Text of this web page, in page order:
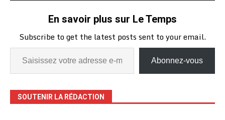
En savoir plus sur Le Temps
Subscribe to get the latest posts sent to your email.
Abonnez-vous
SOUTENIR LA RÉDACTION